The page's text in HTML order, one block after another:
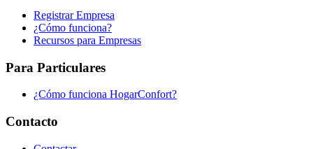
Registrar Empresa
¿Cómo funciona?
Recursos para Empresas
Para Particulares
¿Cómo funciona HogarConfort?
Contacto